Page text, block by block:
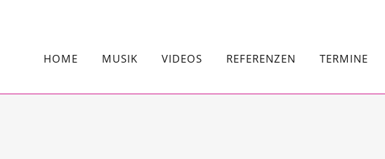
HOME MUSIK VIDEOS REFERENZEN TERMINE